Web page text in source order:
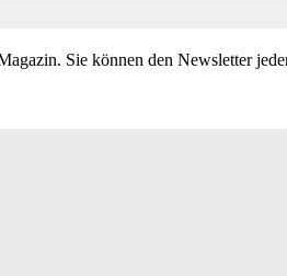
Sie können den Newsletter